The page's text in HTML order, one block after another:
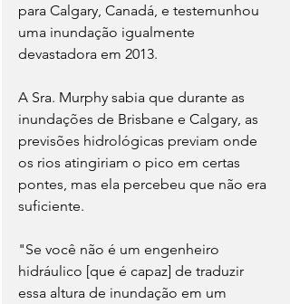
para Calgary, Canadá, e testemunhou
uma inundação igualmente
devastadora em 2013.
A Sra. Murphy sabia que durante as
inundações de Brisbane e Calgary, as
previsões hidrológicas previam onde
os rios atingiriam o pico em certas
pontes, mas ela percebeu que não era
suficiente.
"Se você não é um engenheiro
hidráulico [que é capaz] de traduzir
essa altura de inundação em um